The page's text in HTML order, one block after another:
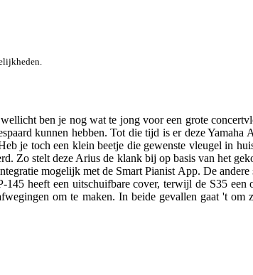
ben je nog wat te jong voor een grote
kunnen hebben. Tot die tijd is er deze
je toch een klein beetje die gewenste vleugel in
Zo stelt deze Arius de klank bij op basis van het
mogelijk met de Smart Pianist App. De andere
heeft een uitschuifbare cover, terwijl de S35 een
om te maken. In beide gevallen gaat 't om